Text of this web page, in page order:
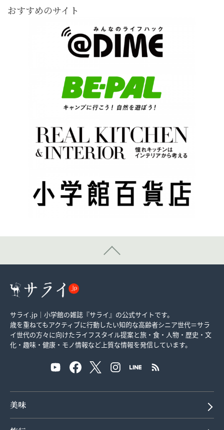
おすすめのサイト
サライ.jp｜小学館の雑誌『サライ』の公式サイトです。
歳を重ねてもアクティブに行動したい知的な高齢者シニア世代＝サラ
イ世代の方々に向けたライフスタイル提案と旅・食・人物・歴史・文
化・趣味・健康・モノ情報など上質な情報を発信しています。
美味